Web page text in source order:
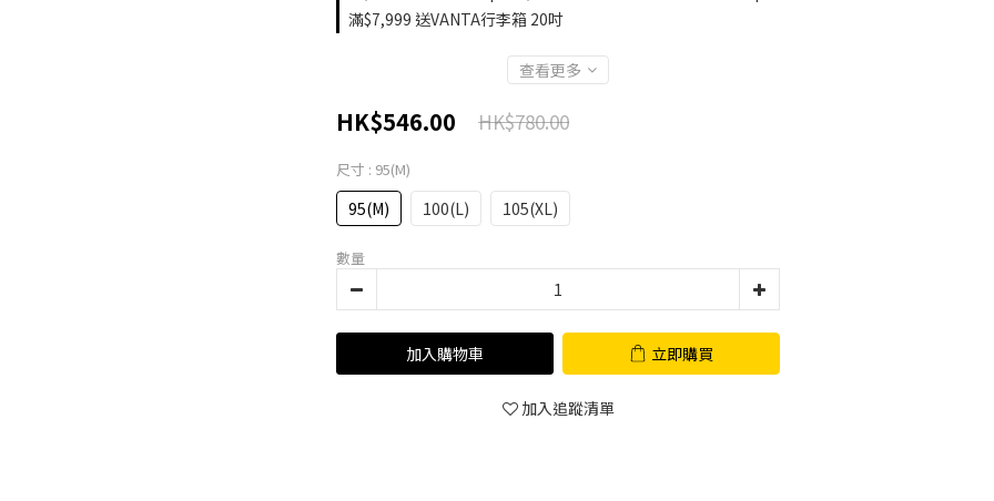
滿$7,999 送VANTA行李箱 20吋
查看更多
HK$546.00 HK$780.00
尺寸 : 95(M)
95(M) 100(L) 105(XL)
數量
加入購物車 立即購買
加入追蹤清單